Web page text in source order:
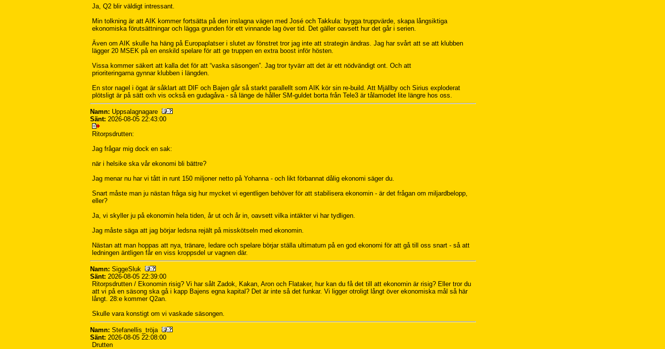
Ja, Q2 blir väldigt intressant.
Min tolkning är att AIK kommer fortsätta på den inslagna vägen med José och Takkula: bygga truppvärde, skapa långsiktiga
ekonomiska förutsättningar och lägga grunden för ett vinnande lag över tid. Det gäller oavsett hur det går i serien.
Även om AIK skulle ha häng på Europaplatser i slutet av fönstret tror jag inte att strategin ändras. Jag har svårt att se att klubben
lägger 20 MSEK på en enskild spelare för att ge truppen en extra boost inför hösten.
Vissa kommer säkert att kalla det för att “vaska säsongen”. Jag tror tyvärr att det är ett nödvändigt ont. Och att
prioriteringarna gynnar klubben i längden.
En stor nagel i ögat är såklart att DIF och Bajen går så starkt parallellt som AIK kör sin re-build. Att Mjällby och Sirius exploderat
plötsligt är på sätt oxh vis också en gudagåva - så länge de håller SM-guldet borta från Tele3 är tålamodet lite längre hos oss.
Namn: Uppsalagnagare
Sänt: 2026-08-05 22:43:00
Ritorpsdrutten:
Jag frågar mig dock en sak:
när i helsike ska vår ekonomi bli bättre?
Jag menar nu har vi tått in runt 150 miljoner netto på Yohanna - och likt förbannat dålig ekonomi säger du.
Snart måste man ju nästan fråga sig hur mycket vi egentligen behöver för att stabilisera ekonomin - är det frågan om miljardbelopp,
eller?
Ja, vi skyller ju på ekonomin hela tiden, år ut och år in, oavsett vilka intäkter vi har tydligen.
Jag måste säga att jag börjar ledsna rejält på misskötseln med ekonomin.
Nästan att man hoppas att nya, tränare, ledare och spelare börjar ställa ultimatum på en god ekonomi för att gå till oss snart - så att
ledningen äntligen får en viss kroppsdel ur vagnen där.
Namn: SiggeSluk
Sänt: 2026-08-05 22:39:00
Ritorpsdrutten / Ekonomin risig? Vi har sålt Zadok, Kakan, Aron och Flataker, hur kan du få det till att ekonomin är risig? Eller tror du
att vi på en säsong ska gå i kapp Bajens egna kapital? Det är inte så det funkar. Vi ligger otroligt långt över ekonomiska mål så här
långt. 28:e kommer Q2an.
Skulle vara konstigt om vi vaskade säsongen.
Namn: Stefanellis_tröja
Sänt: 2026-08-05 22:08:00
Drutten